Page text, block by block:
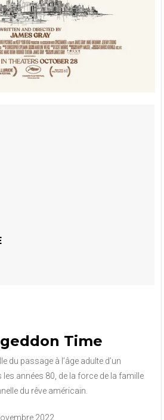
Time
du passage à l’âge adulte d’un
années 80, de la force de la famille
du rêve américain.
2022